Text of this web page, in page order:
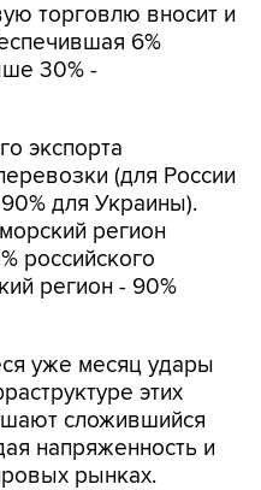
торговлю вносит и
6%
30% -
экспорта
(для России
для Украины).
регион
российского
регион - 90%
уже месяц удары
этих
сложившийся
напряженность и
рынках.